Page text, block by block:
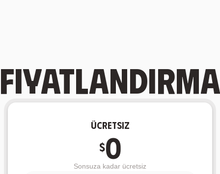
Fiyatlandırma
Ücretsiz
$0
Sonsuza kadar ücretsiz